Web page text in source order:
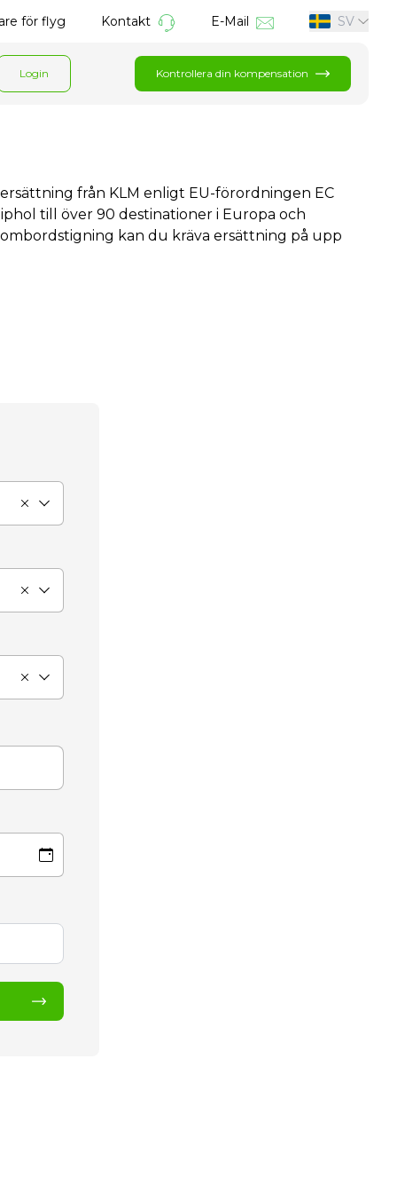
för flyg Kontakt E-Mail SV
Login Kontrollera din kompensation
från KLM enligt EU-förordningen EC
till över 90 destinationer i Europa och
kan du kräva ersättning på upp